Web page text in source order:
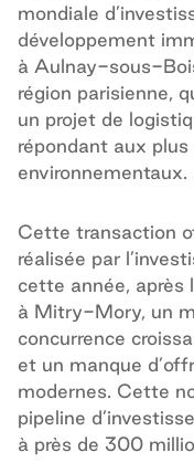
mondiale
développement
à Aulnay-sous-
région parisienne,
un projet de
répondant aux
environnementaux.
Cette transaction
réalisée par
cette année, après
à Mitry-Mory, un
concurrence
et un manque
modernes. Cette
pipeline
à près de 300